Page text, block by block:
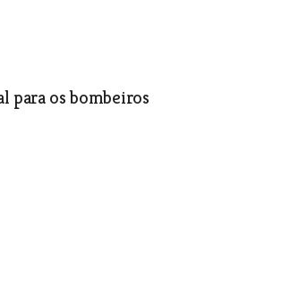
para os bombeiros